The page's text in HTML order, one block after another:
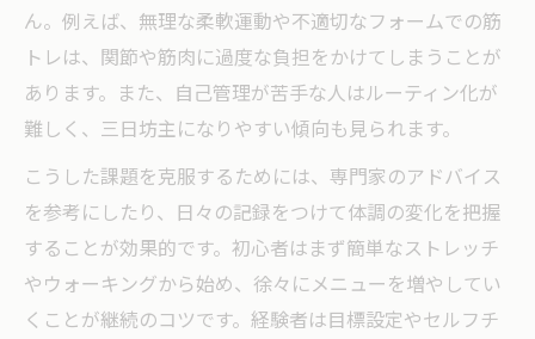
ん。例えば、無理な柔軟運動や不適切なフォームでの筋
トレは、関節や筋肉に過度な負担をかけてしまうことが
あります。また、自己管理が苦手な人はルーティン化が
難しく、三日坊主になりやすい傾向も見られます。
こうした課題を克服するためには、専門家のアドバイス
を参考にしたり、日々の記録をつけて体調の変化を把握
することが効果的です。初心者はまず簡単なストレッチ
やウォーキングから始め、徐々にメニューを増やしてい
くことが継続のコツです。経験者は目標設定やセルフチ